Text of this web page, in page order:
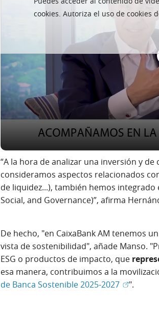
cookies. Autoriza el uso de cookies
Inversión: ya no
"Hace 15 ó 20 años, en nuestro
corte financiero", cuenta David Manso.
incluimos también las de tipo
relacionados con el
medio ambiente,
es que "ya no solo importa la parte
“A la hora de analizar una inversión y
consideramos aspectos relacionados
de liquidez...), también hemos
Social, and Governance)”, afirma
De hecho, "en CaixaBank AM tenemos
vista de sostenibilidad", añade Manso.
ESG o productos de impacto, que
esa manera, contribuimos a la
de Banca Sostenible 2025-2027 (Abrir en
".